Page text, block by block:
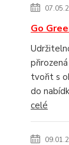
Go
tvořit s
do
celé